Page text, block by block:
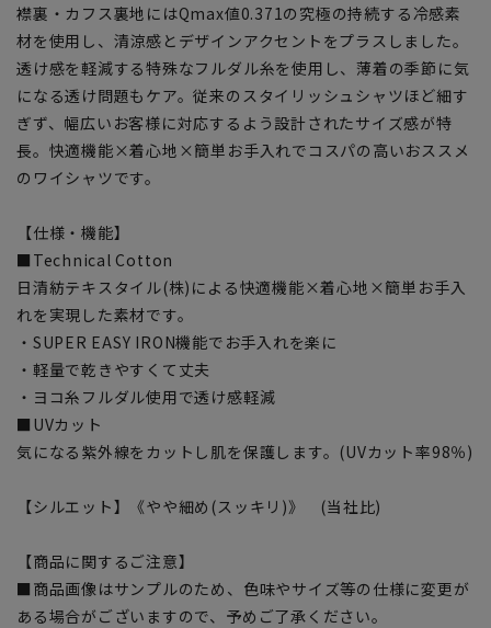
襟裏・カフス裏地にはQmax値0.371の究極の持続する冷感素
材を使用し、清涼感とデザインアクセントをプラスしました。
透け感を軽減する特殊なフルダル糸を使用し、薄着の季節に気
になる透け問題もケア。従来のスタイリッシュシャツほど細す
ぎず、幅広いお客様に対応するよう設計されたサイズ感が特
長。快適機能×着心地×簡単お手入れでコスパの高いおススメ
のワイシャツです。
【仕様・機能】
■Technical Cotton
日清紡テキスタイル(株)による快適機能×着心地×簡単お手入
れを実現した素材です。
・SUPER EASY IRON機能でお手入れを楽に
・軽量で乾きやすくて丈夫
・ヨコ糸フルダル使用で透け感軽減
■UVカット
気になる紫外線をカットし肌を保護します。(UVカット率98％)
【シルエット】《やや細め(スッキリ)》 (当社比)
【商品に関するご注意】
■商品画像はサンプルのため、色味やサイズ等の仕様に変更が
ある場合がございますので、予めご了承ください。